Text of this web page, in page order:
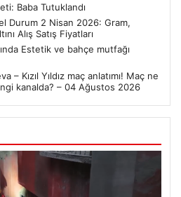
Baba Tutuklandı
Durum 2 Nisan 2026: Gram,
Alış Satış Fiyatları
Estetik ve bahçe mutfağı
– Kızıl Yıldız maç anlatımı! Maç ne
kanalda? – 04 Ağustos 2026